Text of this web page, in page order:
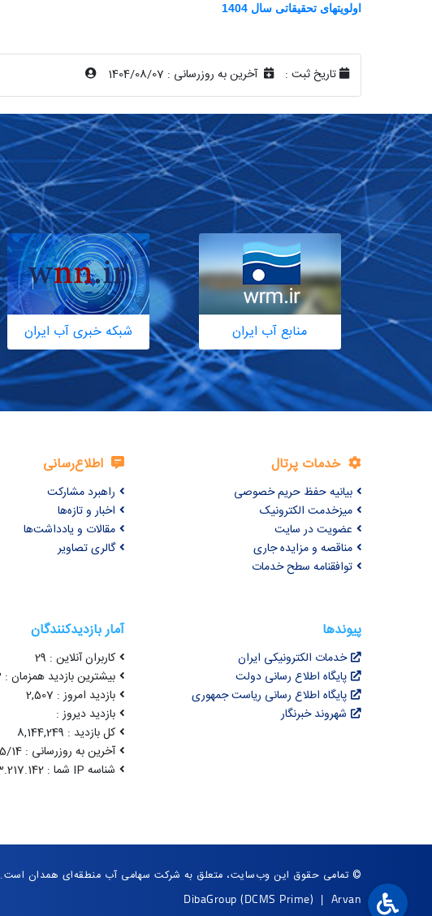
اولویتهای تحقیقاتی سال 1404
تاریخ ثبت : آخرین به روزرسانی : 1404/08/07
منابع آب ایران شبکه خبری آب ایران
خدمات پرتال
بیانیه حفظ حریم خصوصی
میزخدمت الکترونیک
عضویت در سایت
مناقصه و مزایده جاری
توافقنامه سطح خدمات
اطلاع‌رسانی
راهبرد مشارکت
اخبار و تازه‌ها
مقالات و یادداشت‌ها
گالری تصاویر
پیوندها
خدمات الکترونیکی ایران
پایگاه اطلاع رسانی دولت
پایگاه اطلاع رسانی ریاست جمهوری
شهروند خبرنگار
آمار بازدیدکنندگان
کاربران آنلاین : 29
بیشترین بازدید همزمان : 1483
بازدید امروز : 2,507
بازدید دیروز :
کل بازدید : 8,144,249
آخرین به روزرسانی : 1405/05/14 22:33:49
شناسه IP شما : 216.73.217.142
© تمامی حقوق این وب‌سایت، متعلق به شرکت سهامی آب منطقه‌ای همدان است.
DibaGroup (DCMS Prime) | Arvan